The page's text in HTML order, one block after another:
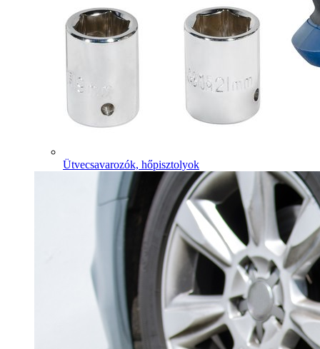
Ütvecsavarozók, hőpisztolyok